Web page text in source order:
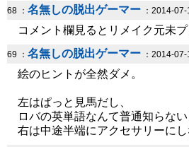
68 ： 名無しの脱出ゲーマー ：2014-
コメント欄見るとリメイク元未
69 ： 名無しの脱出ゲーマー ：2014-
絵のヒントが全然ダメ。
左はぱっと見馬だし、
ロバの英単語なんて普通知らない
右は中途半端にアクセサリーにし